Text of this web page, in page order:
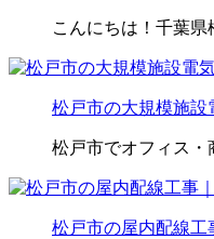
こんにちは！千葉
松戸市の大規模施
松戸市でオフィス
松戸市の屋内配線